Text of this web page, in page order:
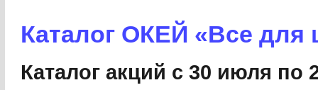
Каталог ОКЕЙ «Все для
Каталог акций с 30 июля по